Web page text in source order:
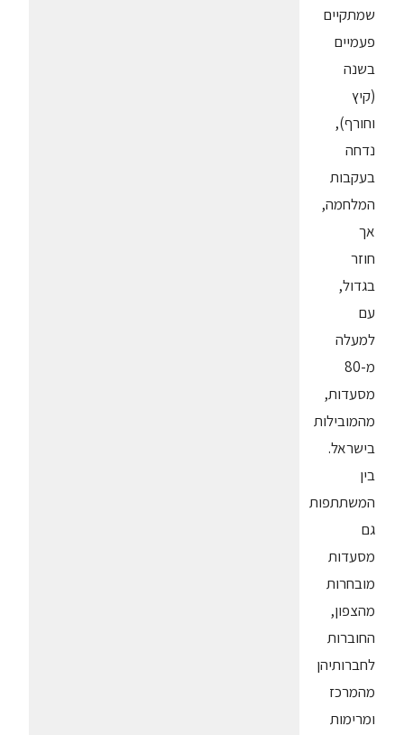
שמתקיים
פעמיים
בשנה
(קיץ
וחורף),
נדחה
בעקבות
המלחמה,
אך
חוזר
בגדול,
עם
למעלה
מ-80
מסעדות,
מהמובילות
בישראל.
בין
המשתתפות
גם
מסעדות
מובחרות
מהצפון,
החוברות
לחברותיהן
מהמרכז
ומרימות